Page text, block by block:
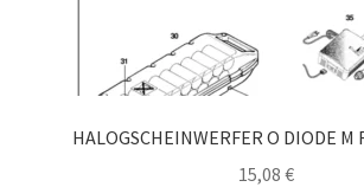
HALOGSCHEINWERFER O DIODE M
15,08 €